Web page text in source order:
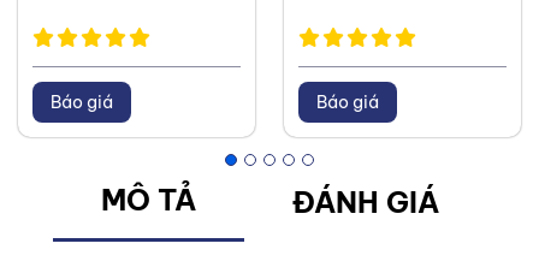
Báo giá Báo giá
MÔ TẢ ĐÁNH GIÁ